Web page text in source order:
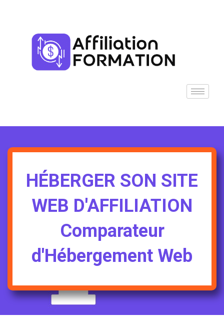
contenu
HÉBERGER SON SITE
WEB D'AFFILIATION
Comparateur
d'Hébergement Web